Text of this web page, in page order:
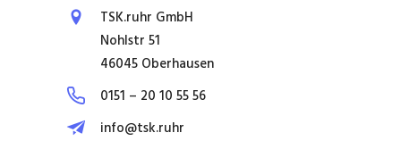
TSK.ruhr GmbH
Nohlstr 51
46045 Oberhausen
0151 – 20 10 55 56
info@tsk.ruhr